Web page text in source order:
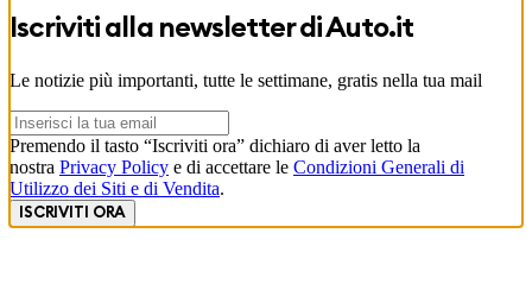
Iscriviti alla newsletter diAuto.it
Le notizie più importanti, tutte le settimane, gratis nella tua mail
Premendo il tasto “Iscriviti ora” dichiaro di aver letto la
nostra Privacy Policy e di accettare le Condizioni Generali di
Utilizzo dei Siti e di Vendita.
ISCRIVITI ORA